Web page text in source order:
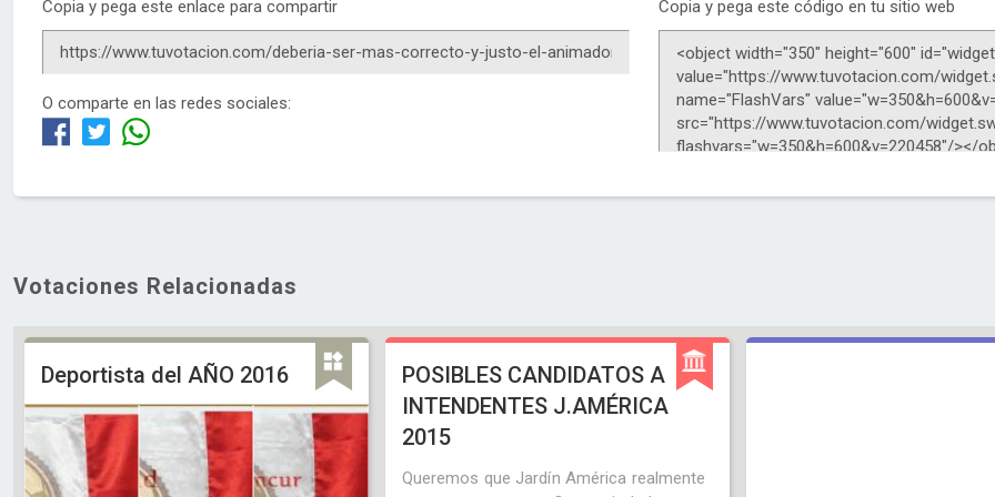
Copia y pega este enlace para compartir
O comparte en las redes sociales:
Copia y pega este código en tu sitio web
Votaciones Relacionadas
Deportista del AÑO 2016
POSIBLES CANDIDATOS A
INTENDENTES J.AMÉRICA
2015
Queremos que Jardín América realmente